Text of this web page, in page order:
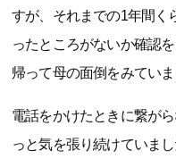
すが、それまでの1年間く
ったところがないか確認
帰って母の面倒をみていま
電話をかけたときに繋が
っと気を張り続けていま